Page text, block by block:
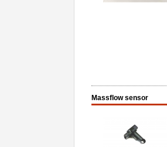
Massflow sensor